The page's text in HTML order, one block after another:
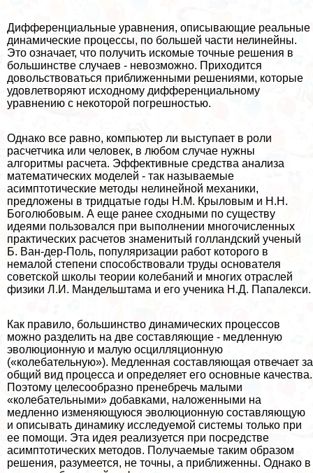
Дифференциальные уравнения, описывающие реальные
динамические процессы, по большей части нелинейны.
Это означает, что получить искомые точные решения в
большинстве случаев - невозможно. Приходится
довольствоваться приближенными решениями, которые
удовлетворяют исходному дифференциальному
уравнению с некоторой погрешностью.
Однако все равно, компьютер ли выступает в роли
расчетчика или человек, в любом случае нужны
алгоритмы расчета. Эффективные средства анализа
математических моделей - так называемые
асимптотические методы нелинейной механики,
предложены в тридцатые годы Н.М. Крыловым и Н.Н.
Боголюбовым. А еще ранее сходными по существу
идеями пользовался при выполнении многочисленных
пpaктических расчетов знаменитый голландский ученый
Б. Ван-дер-Поль, популяризации работ которого в
немалой степени способствовали труды основателя
советской школы теории колебаний и многих отраслей
физики Л.И. Maндельштама и его ученика Н.Д. Папалекси.
Как правило, большинство динамических процессов
можно разделить на две составляющие - медленную
эволюционную и малую осцилляционную
(«колебательную»). Медленная составляющая отвечает за
общий вид процесса и определяет его основные качества.
Поэтому целесообразно пренебречь малыми
«колебательными» добавками, наложенными на
медленно изменяющуюся эволюционную составляющую
и описывать динамику исследуемой системы только при
ее помощи. Эта идея реализуется при посредстве
асимптотических методов. Получаемые таким образом
решения, разумеется, не точны, а приближенны. Однако в